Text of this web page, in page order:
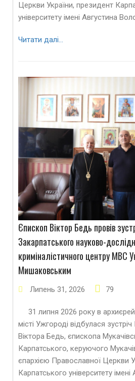
Церкви України, президент
університету імені Августина
Читати далі…
Єпископ Віктор Бедь провів
Закарпатського науково-
криміналістичного центру МВС
Мишаковським
Липень 31, 2026 79
31 липня 2026 року в
місті Ужгороді відбулася
Віктора Бедь, єпископа
Карпатського, керуючого
єпархією Православної Церкви
Карпатського університету імені